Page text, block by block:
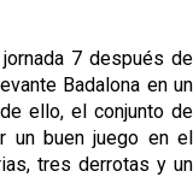
7 después de
Badalona en un
ello, el conjunto de
un buen juego en el
tres derrotas y un